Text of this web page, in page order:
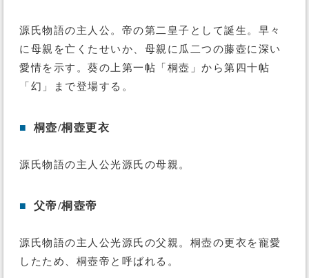
源氏物語の主人公。帝の第二皇子として誕生。早々
に母親を亡くたせいか、母親に瓜二つの藤壺に深い
愛情を示す。葵の上第一帖「桐壺」から第四十帖
「幻」まで登場する。
■ 桐壺/桐壺更衣
源氏物語の主人公光源氏の母親。
■ 父帝/桐壺帝
源氏物語の主人公光源氏の父親。桐壺の更衣を寵愛
したため、桐壺帝と呼ばれる。